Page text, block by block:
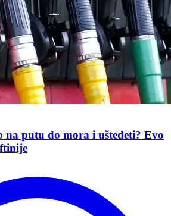
na putu do mora i uštedeti? Evo